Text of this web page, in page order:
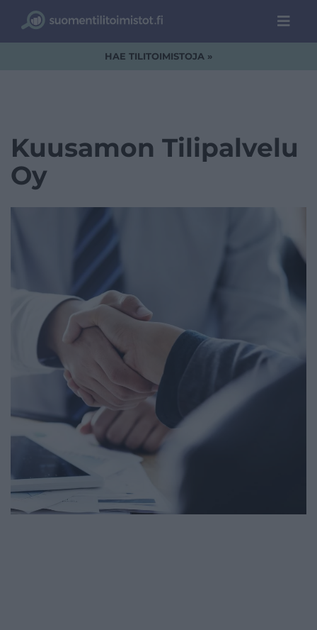
HAE TILITOIMISTOJA »
Kuusamon Tilipalvelu
Oy